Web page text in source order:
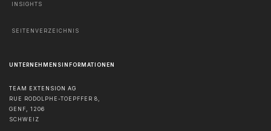
INSIGHTS
SEITENVERZEICHNIS
UNTERNEHMENSINFORMATIONEN
TEAM EXTENSION AG
RUE RODOLPHE-TOEPFFER 8,
GENF, 1206
SCHWEIZ